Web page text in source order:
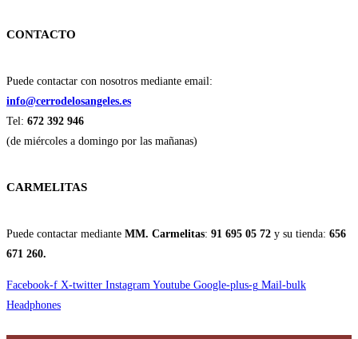
CONTACTO
Puede contactar con nosotros mediante email:
info@cerrodelosangeles.es
Tel: 672 392 946
(de miércoles a domingo por las mañanas)
CARMELITAS
Puede contactar mediante MM. Carmelitas: 91 695 05 72 y su tienda: 656
671 260.
Facebook-f X-twitter Instagram Youtube Google-plus-g Mail-bulk
Headphones